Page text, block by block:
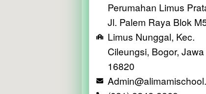
Perumahan Limus
Jl. Palem Raya Blok
Limus Nunggal, Kec.
Cileungsi, Bogor,
16820